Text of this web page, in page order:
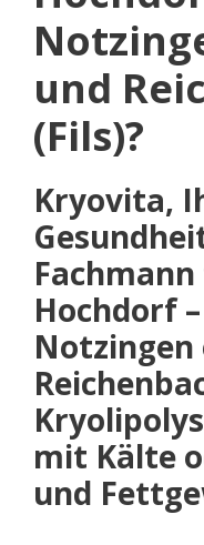
und
(Fils)?
Kryovita,
Hochdorf
Notzingen
mit Kälte
und